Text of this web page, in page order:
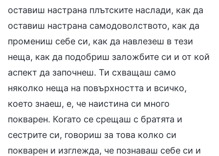
оставиш настрана плътските наслади, как да
оставиш настрана самодоволството, как да
промениш себе си, как да навлезеш в тези
неща, как да подобриш заложбите си и от кой
аспект да започнеш. Ти схващаш само
няколко неща на повърхността и всичко,
което знаеш, е, че наистина си много
покварен. Когато се срещаш с братята и
сестрите си, говориш за това колко си
покварен и изглежда, че познаваш себе си и